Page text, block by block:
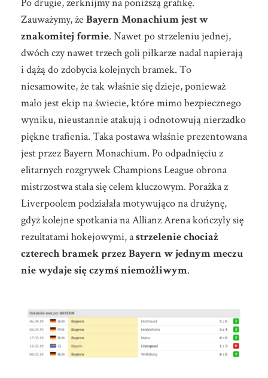
Zauważymy, że Bayern Monachium jest w
znakomitej formie. Nawet po strzeleniu jednej,
dwóch czy nawet trzech goli piłkarze nadal napierają
i dążą do zdobycia kolejnych bramek. To
niesamowite, że tak właśnie się dzieje, ponieważ
mało jest ekip na świecie, które mimo bezpiecznego
wyniku, nieustannie atakują i odnotowują nierzadko
piękne trafienia. Taka postawa właśnie prezentowana
jest przez Bayern Monachium. Po odpadnięciu z
elitarnych rozgrywek Champions League obrona
mistrzostwa stała się celem kluczowym. Porażka z
Liverpoolem podziałała motywująco na drużynę,
gdyż kolejne spotkania na Allianz Arena kończyły się
rezultatami hokejowymi, astrzelenie chociaż
czterech bramek przez Bayern w jednym meczu
nie wydaje się czymś niemożliwym.